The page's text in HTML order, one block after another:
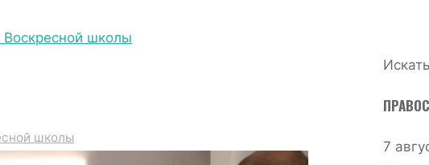
Воскресной школы
школы
7